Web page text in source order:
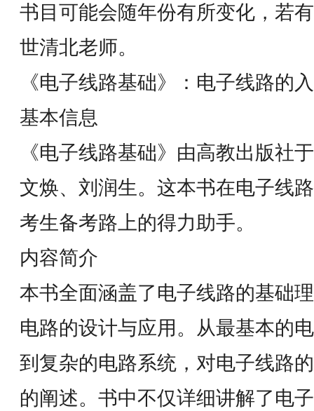
书目可能会随年份有所变化，若
世清北老师。
《电子线路基础》：电子线路的
基本信息
《电子线路基础》由高教出版社
文焕、刘润生。这本书在电子线
考生备考路上的得力助手。
内容简介
本书全面涵盖了电子线路的基础
电路的设计与应用。从最基本的
到复杂的电路系统，对电子线路
的阐述。书中不仅详细讲解了电